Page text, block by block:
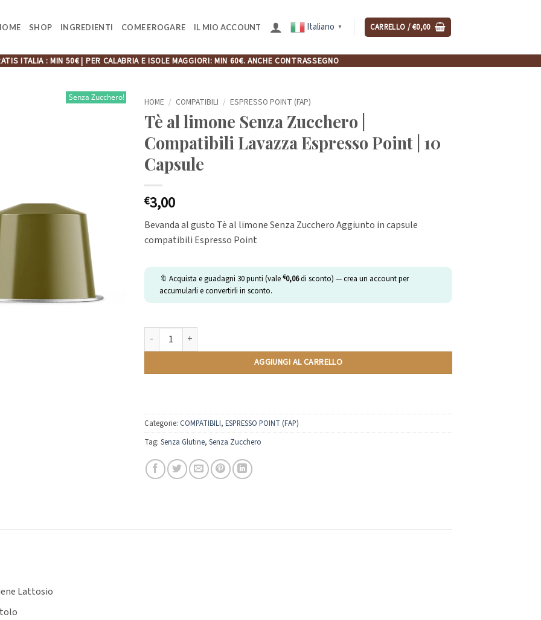
SHOP INGREDIENTI COME EROGARE IL MIO ACCOUNT Italiano ▼ CARRELLO /€0,00
ITALIA : MIN 50€ | PER CALABRIA E ISOLE MAGGIORI: MIN 60€. ANCHE CONTRASSEGNO
Senza Zucchero! HOME / COMPATIBILI / ESPRESSO POINT (FAP)
Tè al limone Senza Zucchero |
Compatibili Lavazza Espresso Point | 10
Capsule
€3,00
Bevanda al gusto Tè al limone Senza Zucchero Aggiunto in capsule
compatibili Espresso Point
🔖 Acquista e guadagni 30punti (vale €0,06di sconto) — crea un account per
accumularli e convertirli in sconto.
Tè al limone Senza Zucchero | Compatibili Lavazza Espresso Point | 10 Capsule quantità
AGGIUNGI AL CARRELLO
Categorie: COMPATIBILI, ESPRESSO POINT (FAP)
Tag: Senza Glutine, Senza Zucchero
Lattosio